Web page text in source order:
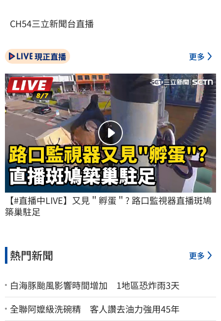
CH54三立新聞台直播
現正直播 更多
【#直播中LIVE】又見＂孵蛋＂? 路口監視器直播斑鳩
築巢駐足
熱門新聞 更多
白海豚颱風影響時間增加 1地區恐炸雨3天
全聯阿嬤級洗碗精 客人讚去油力強用45年